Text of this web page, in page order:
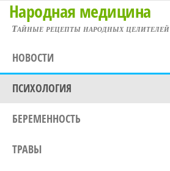
Перейти
Народная медицина
Тайные рецепты народных целителей
НОВОСТИ
ПСИХОЛОГИЯ
БЕРЕМЕННОСТЬ
ТРАВЫ